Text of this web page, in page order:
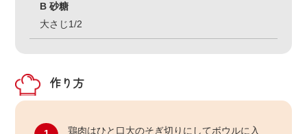
B 砂糖
大さじ1/2
作り方
鶏肉はひと口大のそぎ切りにしてボウルに入